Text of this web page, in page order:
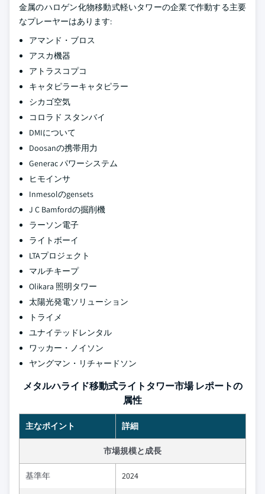
金属のハロゲン化物移動式軽いタワーの企業で作動する主要
なプレーヤーはあります:
アマンド・ブロス
アスカ機器
アトラスコプコ
キャタピラーキャタピラー
シカゴ空気
コロラド スタンバイ
DMIについて
Doosanの携帯用力
Generac パワーシステム
ヒモインサ
Inmesolのgensets
J C Bamfordの掘削機
ラーソン電子
ライトボーイ
LTAプロジェクト
マルチキープ
Olikara 照明タワー
太陽光発電ソリューション
トライメ
ユナイテッドレンタル
ワッカー・ノイソン
ヤングマン・リチャードソン
メタルハライド移動式ライトタワー市場 レポートの
属性
主なポイント 詳細
市場規模と成長
基準年 2024